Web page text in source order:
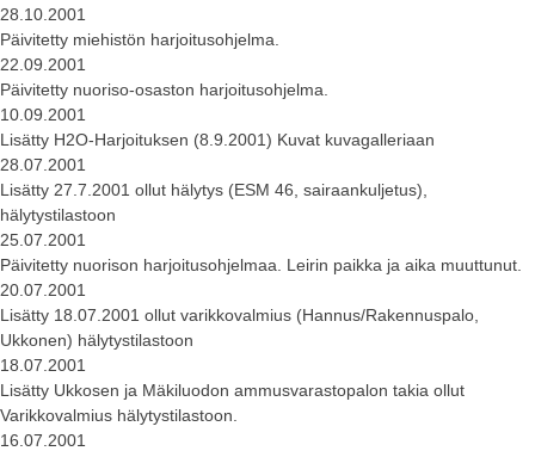
28.10.2001
Päivitetty miehistön harjoitusohjelma.
22.09.2001
Päivitetty nuoriso-osaston harjoitusohjelma.
10.09.2001
Lisätty H2O-Harjoituksen (8.9.2001) Kuvat kuvagalleriaan
28.07.2001
Lisätty 27.7.2001 ollut hälytys (ESM 46, sairaankuljetus),
hälytystilastoon
25.07.2001
Päivitetty nuorison harjoitusohjelmaa. Leirin paikka ja aika muuttunut.
20.07.2001
Lisätty 18.07.2001 ollut varikkovalmius (Hannus/Rakennuspalo,
Ukkonen) hälytystilastoon
18.07.2001
Lisätty Ukkosen ja Mäkiluodon ammusvarastopalon takia ollut
Varikkovalmius hälytystilastoon.
16.07.2001